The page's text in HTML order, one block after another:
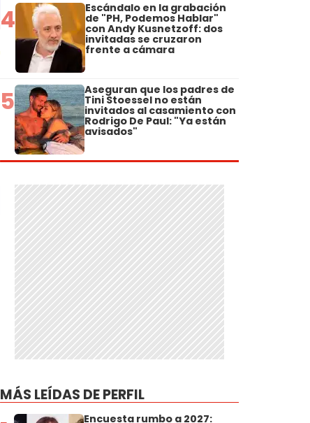
4 Escándalo en la grabación
de "PH, Podemos Hablar"
con Andy Kusnetzoff: dos
invitadas se cruzaron
frente a cámara
5 Aseguran que los padres de
Tini Stoessel no están
invitados al casamiento con
Rodrigo De Paul: "Ya están
avisados"
MÁS LEÍDAS DE PERFIL
Encuesta rumbo a 2027: